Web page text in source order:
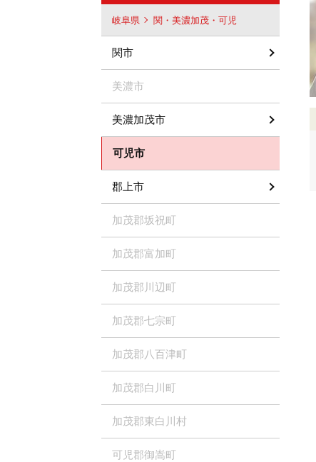
岐阜県 関・美濃加茂・可児
関市
美濃市
美濃加茂市
可児市
郡上市
加茂郡坂祝町
加茂郡富加町
加茂郡川辺町
加茂郡七宗町
加茂郡八百津町
加茂郡白川町
加茂郡東白川村
可児郡御嵩町